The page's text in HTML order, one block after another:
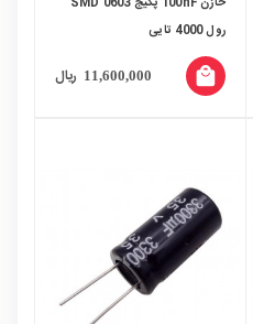
رول 4000 تایی
11,600,000 ریال local_mall